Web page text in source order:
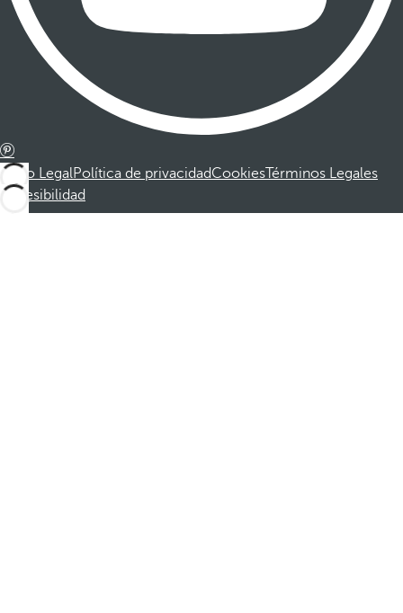
Aviso LegalPolítica de privacidadCookiesTérminos Legales
Accesibilidad